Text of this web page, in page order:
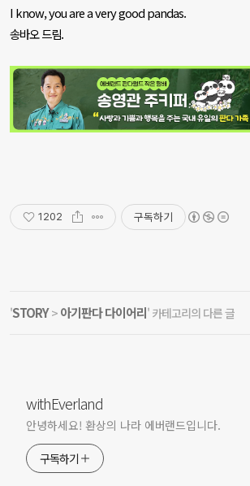
I know, you are a very good pandas.
송바오 드림.
1202 구독하기
'STORY> 아기판다 다이어리' 카테고리의 다른 글
withEverland
안녕하세요! 환상의 나라 에버랜드입니다.
구독하기